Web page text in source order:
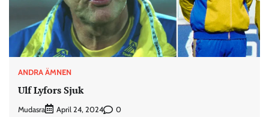
ANDRA ÄMNEN
Ulf Lyfors Sjuk
Mudasra April 24, 2024 0